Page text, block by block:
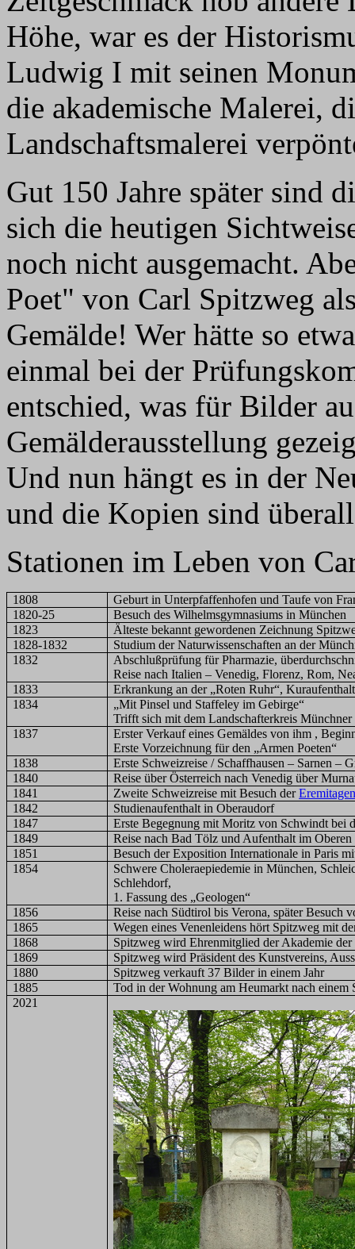
Höhe, war es der
Ludwig I mit seinen
die akademische Malerei,
Landschaftsmalerei
Gut 150 Jahre später sind
sich die heutigen
noch nicht ausgemacht.
Poet" von Carl Spitzweg
Gemälde! Wer hätte so
einmal bei der
entschied, was für Bilder
Gemälderausstellung
Und nun hängt es in der
und die Kopien sind
Stationen im Leben von
1808
Geburt in Unterpfaffenhofen und Taufe von
1820-25
Besuch des Wilhelmsgymnasiums in München
1823
Älteste bekannt gewordenen Zeichnung
1828-1832
Studium der Naturwissenschaften an der
1832
Abschlußprüfung für Pharmazie,
Reise nach Italien – Venedig, Florenz, Rom,
1833
Erkrankung an der „Roten Ruhr“,
1834
„Mit Pinsel und Staffeley im Gebirge“
Trifft sich mit dem Landschafterkreis
1837
Erster Verkauf eines Gemäldes von ihm ,
Erste Vorzeichnung für den „Armen Poeten“
1838
Erste Schweizreise / Schaffhausen – Sarnen –
1840
Reise über Österreich nach Venedig über
1841
Zweite Schweizreise mit Besuch der
1842
Studienaufenthalt in Oberaudorf
1847
Erste Begegnung mit Moritz von Schwindt bei
1849
Reise nach Bad Tölz und Aufenthalt im Oberen
1851
Besuch der Exposition Internationale in Paris
1854
Schwere Choleraepiedemie in München,
Schlehdorf,
1. Fassung des „Geologen“
1856
Reise nach Südtirol bis Verona, später Besuch
1865
Wegen eines Venenleidens hört Spitzweg mit
1868
Spitzweg wird Ehrenmitglied der Akademie
1869
Spitzweg wird Präsident des Kunstvereins,
1880
Spitzweg verkauft 37 Bilder in einem Jahr
1885
Tod in der Wohnung am Heumarkt nach
2021